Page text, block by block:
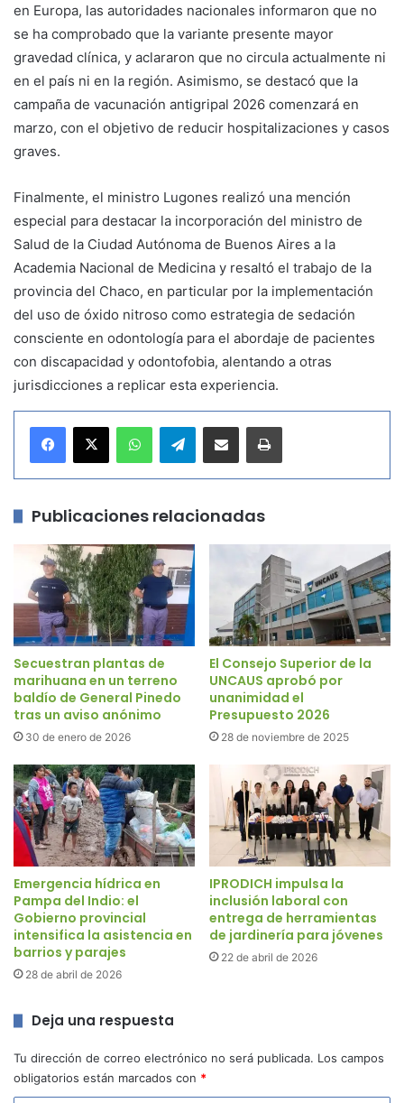
en Europa, las autoridades nacionales informaron que no
se ha comprobado que la variante presente mayor
gravedad clínica, y aclararon que no circula actualmente ni
en el país ni en la región. Asimismo, se destacó que la
campaña de vacunación antigripal 2026 comenzará en
marzo, con el objetivo de reducir hospitalizaciones y casos
graves.
Finalmente, el ministro Lugones realizó una mención
especial para destacar la incorporación del ministro de
Salud de la Ciudad Autónoma de Buenos Aires a la
Academia Nacional de Medicina y resaltó el trabajo de la
provincia del Chaco, en particular por la implementación
del uso de óxido nitroso como estrategia de sedación
consciente en odontología para el abordaje de pacientes
con discapacidad y odontofobia, alentando a otras
jurisdicciones a replicar esta experiencia.
Telegram
Publicaciones relacionadas
Secuestran plantas de
marihuana en un terreno
baldío de General Pinedo
tras un aviso anónimo
30 de enero de 2026
El Consejo Superior de la
UNCAUS aprobó por
unanimidad el
Presupuesto 2026
28 de noviembre de 2025
Emergencia hídrica en
Pampa del Indio: el
Gobierno provincial
intensifica la asistencia en
barrios y parajes
28 de abril de 2026
IPRODICH impulsa la
inclusión laboral con
entrega de herramientas
de jardinería para jóvenes
22 de abril de 2026
Deja una respuesta
Tu dirección de correo electrónico no será publicada. Los campos
obligatorios están marcados con *